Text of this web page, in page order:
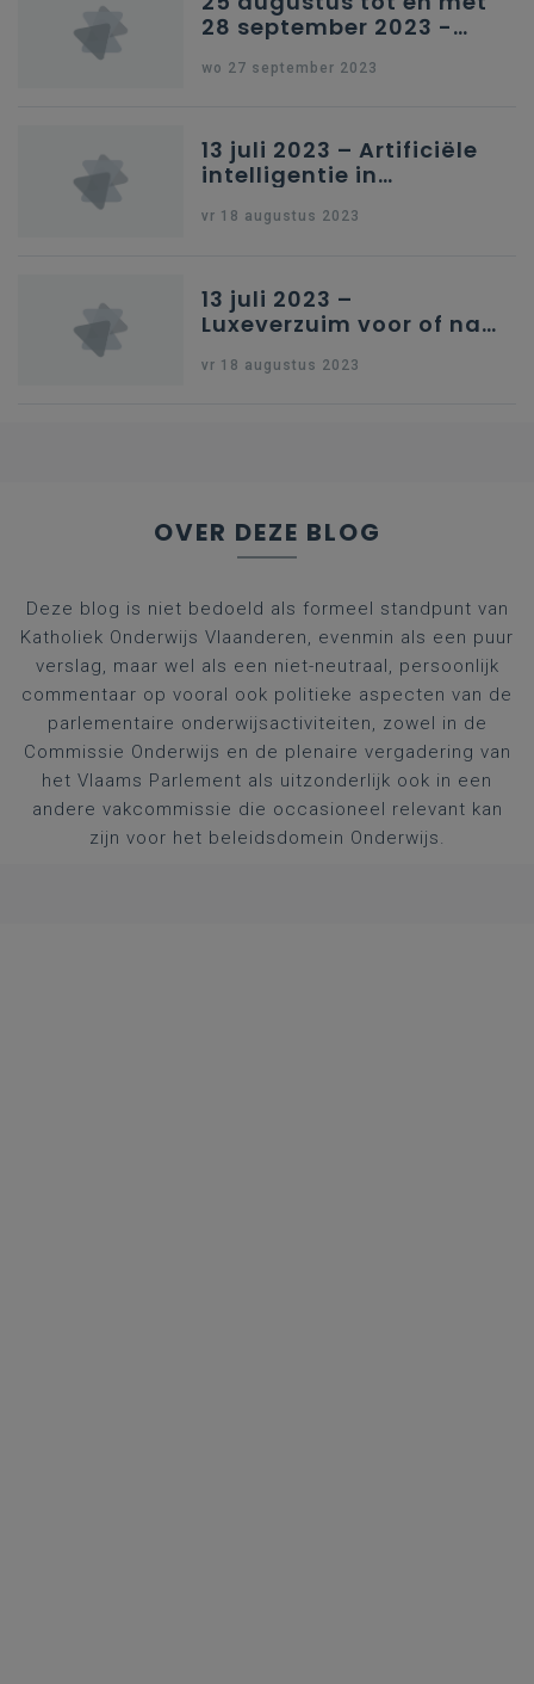
28 september 2023 -
wo 27 september 2023
13 juli 2023 – Artificiële
intelligentie in
vr 18 augustus 2023
13 juli 2023 –
Luxeverzuim voor of na
vr 18 augustus 2023
OVER DEZE BLOG
Deze blog is niet bedoeld als formeel standpunt van
Katholiek Onderwijs Vlaanderen, evenmin als een puur
verslag, maar wel als een niet-neutraal, persoonlijk
commentaar op vooral ook politieke aspecten van de
parlementaire onderwijsactiviteiten, zowel in de
Commissie Onderwijs en de plenaire vergadering van
het Vlaams Parlement als uitzonderlijk ook in een
andere vakcommissie die occasioneel relevant kan
zijn voor het beleidsdomein Onderwijs.